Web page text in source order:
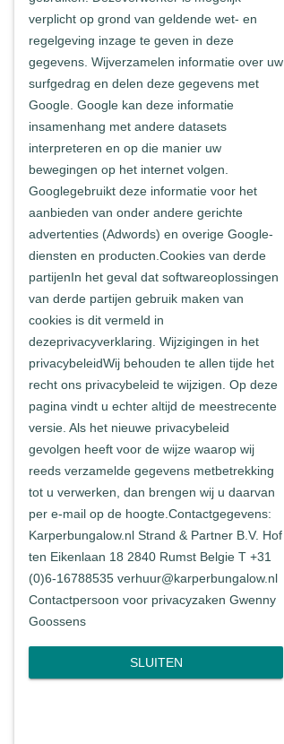
verplicht op grond van geldende wet- en
regelgeving inzage te geven in deze
gegevens. Wijverzamelen informatie over uw
surfgedrag en delen deze gegevens met
Google. Google kan deze informatie
insamenhang met andere datasets
interpreteren en op die manier uw
bewegingen op het internet volgen.
Googlegebruikt deze informatie voor het
aanbieden van onder andere gerichte
advertenties (Adwords) en overige Google-
diensten en producten.Cookies van derde
partijenIn het geval dat softwareoplossingen
van derde partijen gebruik maken van
cookies is dit vermeld in
dezeprivacyverklaring. Wijzigingen in het
privacybeleidWij behouden te allen tijde het
recht ons privacybeleid te wijzigen. Op deze
pagina vindt u echter altijd de meestrecente
versie. Als het nieuwe privacybeleid
gevolgen heeft voor de wijze waarop wij
reeds verzamelde gegevens metbetrekking
tot u verwerken, dan brengen wij u daarvan
per e-mail op de hoogte.Contactgegevens:
Karperbungalow.nl Strand & Partner B.V. Hof
ten Eikenlaan 18 2840 Rumst Belgie T +31
(0)6-16788535 verhuur@karperbungalow.nl
Contactpersoon voor privacyzaken Gwenny
Goossens
SLUITEN